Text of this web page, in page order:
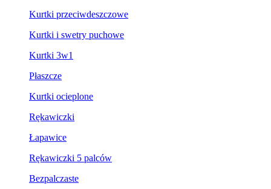
Kurtki przeciwdeszczowe
Kurtki i swetry puchowe
Kurtki 3w1
Płaszcze
Kurtki ocieplone
Rękawiczki
Łapawice
Rękawiczki 5 palców
Bezpalczaste